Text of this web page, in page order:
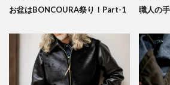
お盆はBONCOURA祭り！Part-1 職人の